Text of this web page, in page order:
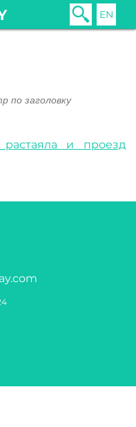
EN
и проезд